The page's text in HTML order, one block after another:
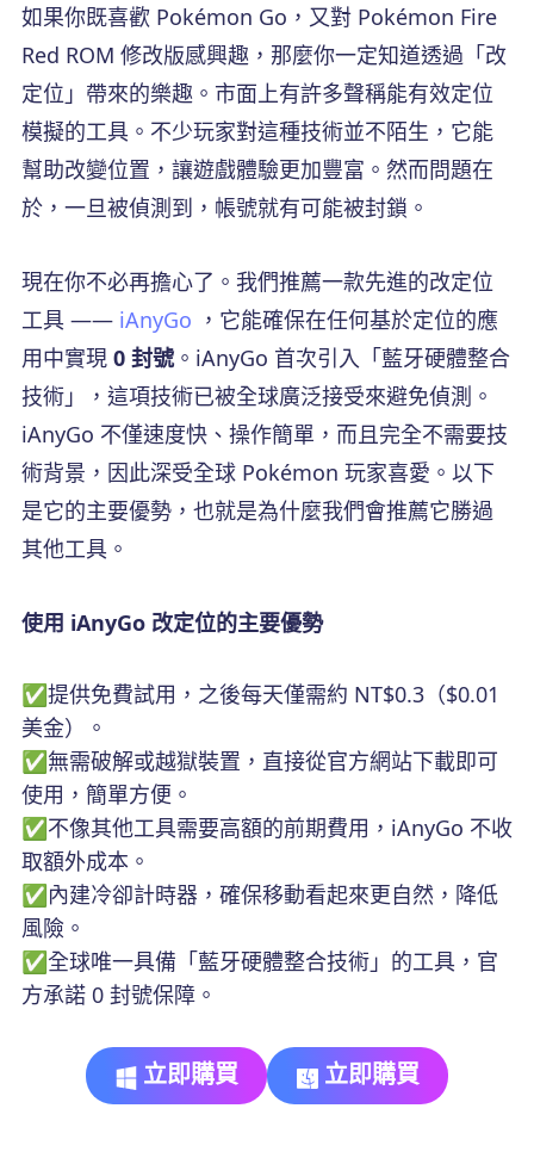
如果你既喜歡 Pokémon Go，又對 Pokémon Fire
Red ROM 修改版感興趣，那麼你一定知道透過「改
定位」帶來的樂趣。市面上有許多聲稱能有效定位
模擬的工具。不少玩家對這種技術並不陌生，它能
幫助改變位置，讓遊戲體驗更加豐富。然而問題在
於，一旦被偵測到，帳號就有可能被封鎖。
現在你不必再擔心了。我們推薦一款先進的改定位
工具 —— iAnyGo ，它能確保在任何基於定位的應
用中實現 0 封號。iAnyGo 首次引入「藍牙硬體整合
技術」，這項技術已被全球廣泛接受來避免偵測。
iAnyGo 不僅速度快、操作簡單，而且完全不需要技
術背景，因此深受全球 Pokémon 玩家喜愛。以下
是它的主要優勢，也就是為什麼我們會推薦它勝過
其他工具。
使用 iAnyGo 改定位的主要優勢
✅提供免費試用，之後每天僅需約 NT$0.3（$0.01
美金）。
✅無需破解或越獄裝置，直接從官方網站下載即可
使用，簡單方便。
✅不像其他工具需要高額的前期費用，iAnyGo 不收
取額外成本。
✅內建冷卻計時器，確保移動看起來更自然，降低
風險。
✅全球唯一具備「藍牙硬體整合技術」的工具，官
方承諾 0 封號保障。
立即購買 立即購買